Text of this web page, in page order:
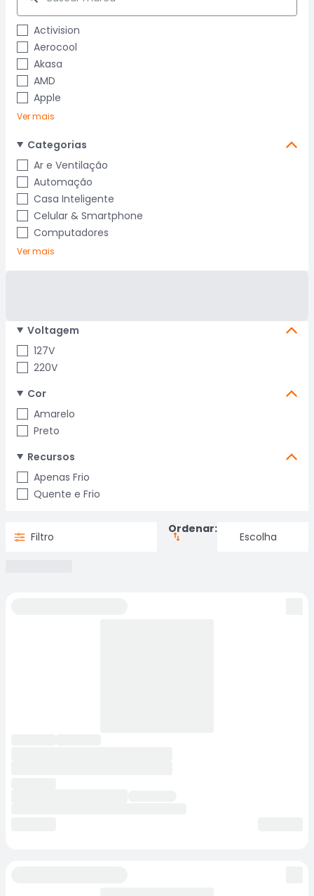
Activision
Aerocool
Akasa
AMD
Apple
Ver mais
Categorias
Ar e Ventilação
Automação
Casa Inteligente
Celular & Smartphone
Computadores
Ver mais
Voltagem
127V
220V
Cor
Amarelo
Preto
Recursos
Apenas Frio
Quente e Frio
Filtro
Ordenar: